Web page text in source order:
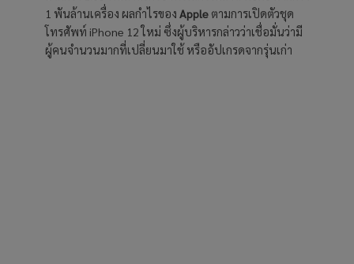
1 พันล้านเครื่อง ผลกำไรของ Appleตามการเปิดตัวชุด
โทรศัพท์ iPhone 12 ใหม่ ซึ่งผู้บริหารกล่าวว่าเชื่อมั่นว่ามี
ผู้คนจำนวนมากที่เปลี่ยนมาใช้ หรืออัปเกรดจากรุ่นเก่า